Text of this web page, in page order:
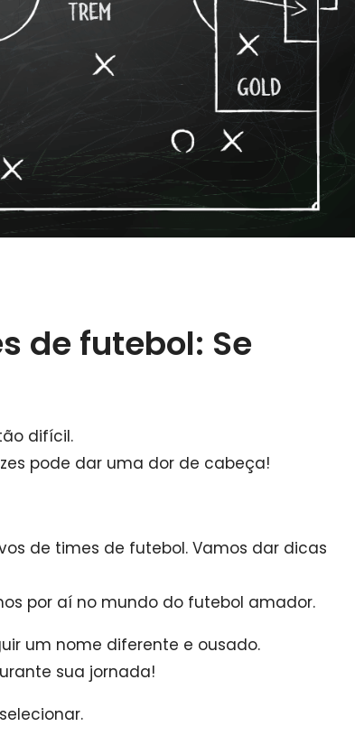
de futebol: Se
difícil.
pode dar uma dor de cabeça!
de times de futebol.Vamos dar dicas
por aí no mundo do futebol amador.
um nome diferente e ousado.
sua jornada!